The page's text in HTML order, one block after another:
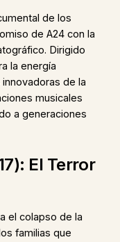
de los
de A24 con la
Dirigido
la energía
de la
musicales
a generaciones
El Terror
el colapso de la
familias que